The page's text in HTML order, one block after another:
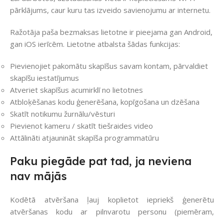
pārklājums, caur kuru tas izveido savienojumu ar internetu.
Ražotāja paša bezmaksas lietotne ir pieejama gan Android,
gan iOS ierīcēm. Lietotne atbalsta šādas funkcijas:
Pievienojiet pakomātu skapīšus savam kontam, pārvaldiet
skapīšu iestatījumus
Atveriet skapīšus acumirklī no lietotnes
Atbloķēšanas kodu ģenerēšana, kopīgošana un dzēšana
Skatīt notikumu žurnālu/vēsturi
Pievienot kameru / skatīt tiešraides video
Attālināti atjaunināt skapīša programmatūru
Paku piegāde pat tad, ja neviena
nav mājās
Kodētā atvēršana ļauj koplietot iepriekš ģenerētu
atvēršanas kodu ar pilnvarotu personu (piemēram,